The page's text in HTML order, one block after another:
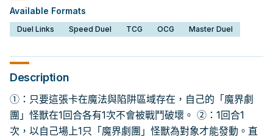
Available Formats
Duel Links Speed Duel TCG OCG Master Duel
Description
①：只要這張卡在魔法與陷阱區域存在，自己的「魔界劇
團」怪獸在1回合各有1次不會被戰鬥破壞。 ②：1回合1
次，以自己場上1只「魔界劇團」怪獸為對象才能發動。直